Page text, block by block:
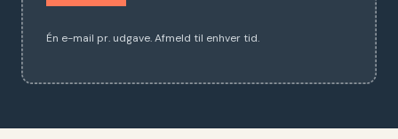
Én e-mail pr. udgave. Afmeld til enhver tid.